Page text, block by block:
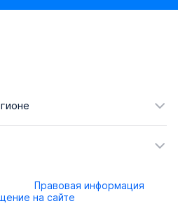
Правовая информация
на сайте